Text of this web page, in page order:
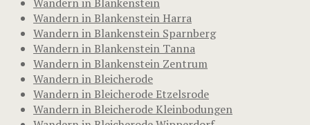
Wandern in Blankenstein Harra
Wandern in Blankenstein Sparnberg
Wandern in Blankenstein Tanna
Wandern in Blankenstein Zentrum
Wandern in Bleicherode
Wandern in Bleicherode Etzelsrode
Wandern in Bleicherode Kleinbodungen